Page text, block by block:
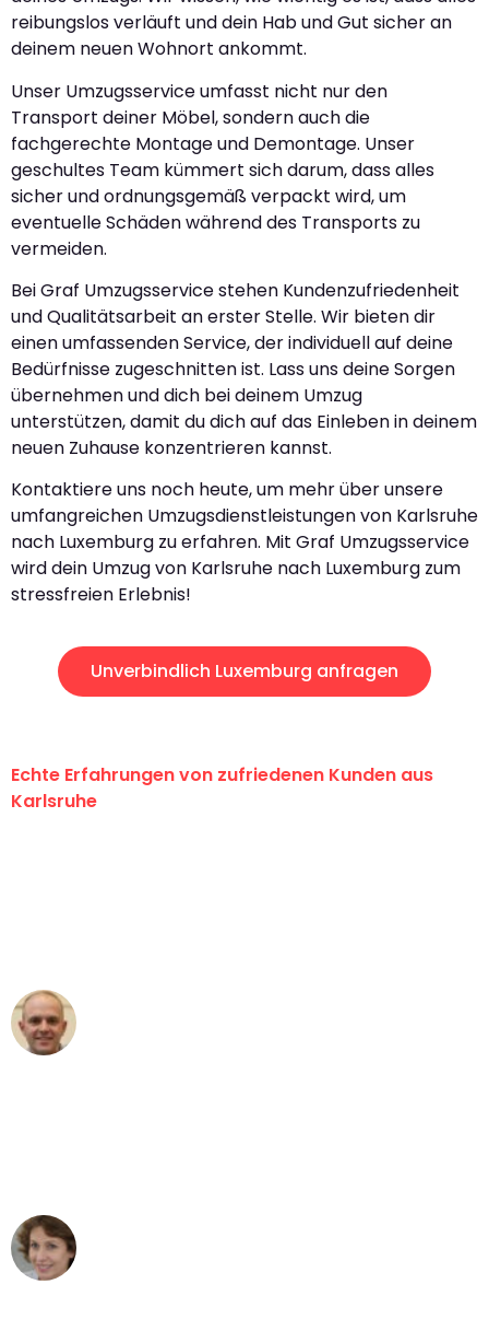
reibungslos verläuft und dein Hab und Gut sicher an
deinem neuen Wohnort ankommt.
Unser Umzugsservice umfasst nicht nur den
Transport deiner Möbel, sondern auch die
fachgerechte Montage und Demontage. Unser
geschultes Team kümmert sich darum, dass alles
sicher und ordnungsgemäß verpackt wird, um
eventuelle Schäden während des Transports zu
vermeiden.
Bei Graf Umzugsservice stehen Kundenzufriedenheit
und Qualitätsarbeit an erster Stelle. Wir bieten dir
einen umfassenden Service, der individuell auf deine
Bedürfnisse zugeschnitten ist. Lass uns deine Sorgen
übernehmen und dich bei deinem Umzug
unterstützen, damit du dich auf das Einleben in deinem
neuen Zuhause konzentrieren kannst.
Kontaktiere uns noch heute, um mehr über unsere
umfangreichen Umzugsdienstleistungen von Karlsruhe
nach Luxemburg zu erfahren. Mit Graf Umzugsservice
wird dein Umzug von Karlsruhe nach Luxemburg zum
stressfreien Erlebnis!
Unverbindlich Luxemburg anfragen
Echte Erfahrungen von zufriedenen Kunden aus
Karlsruhe